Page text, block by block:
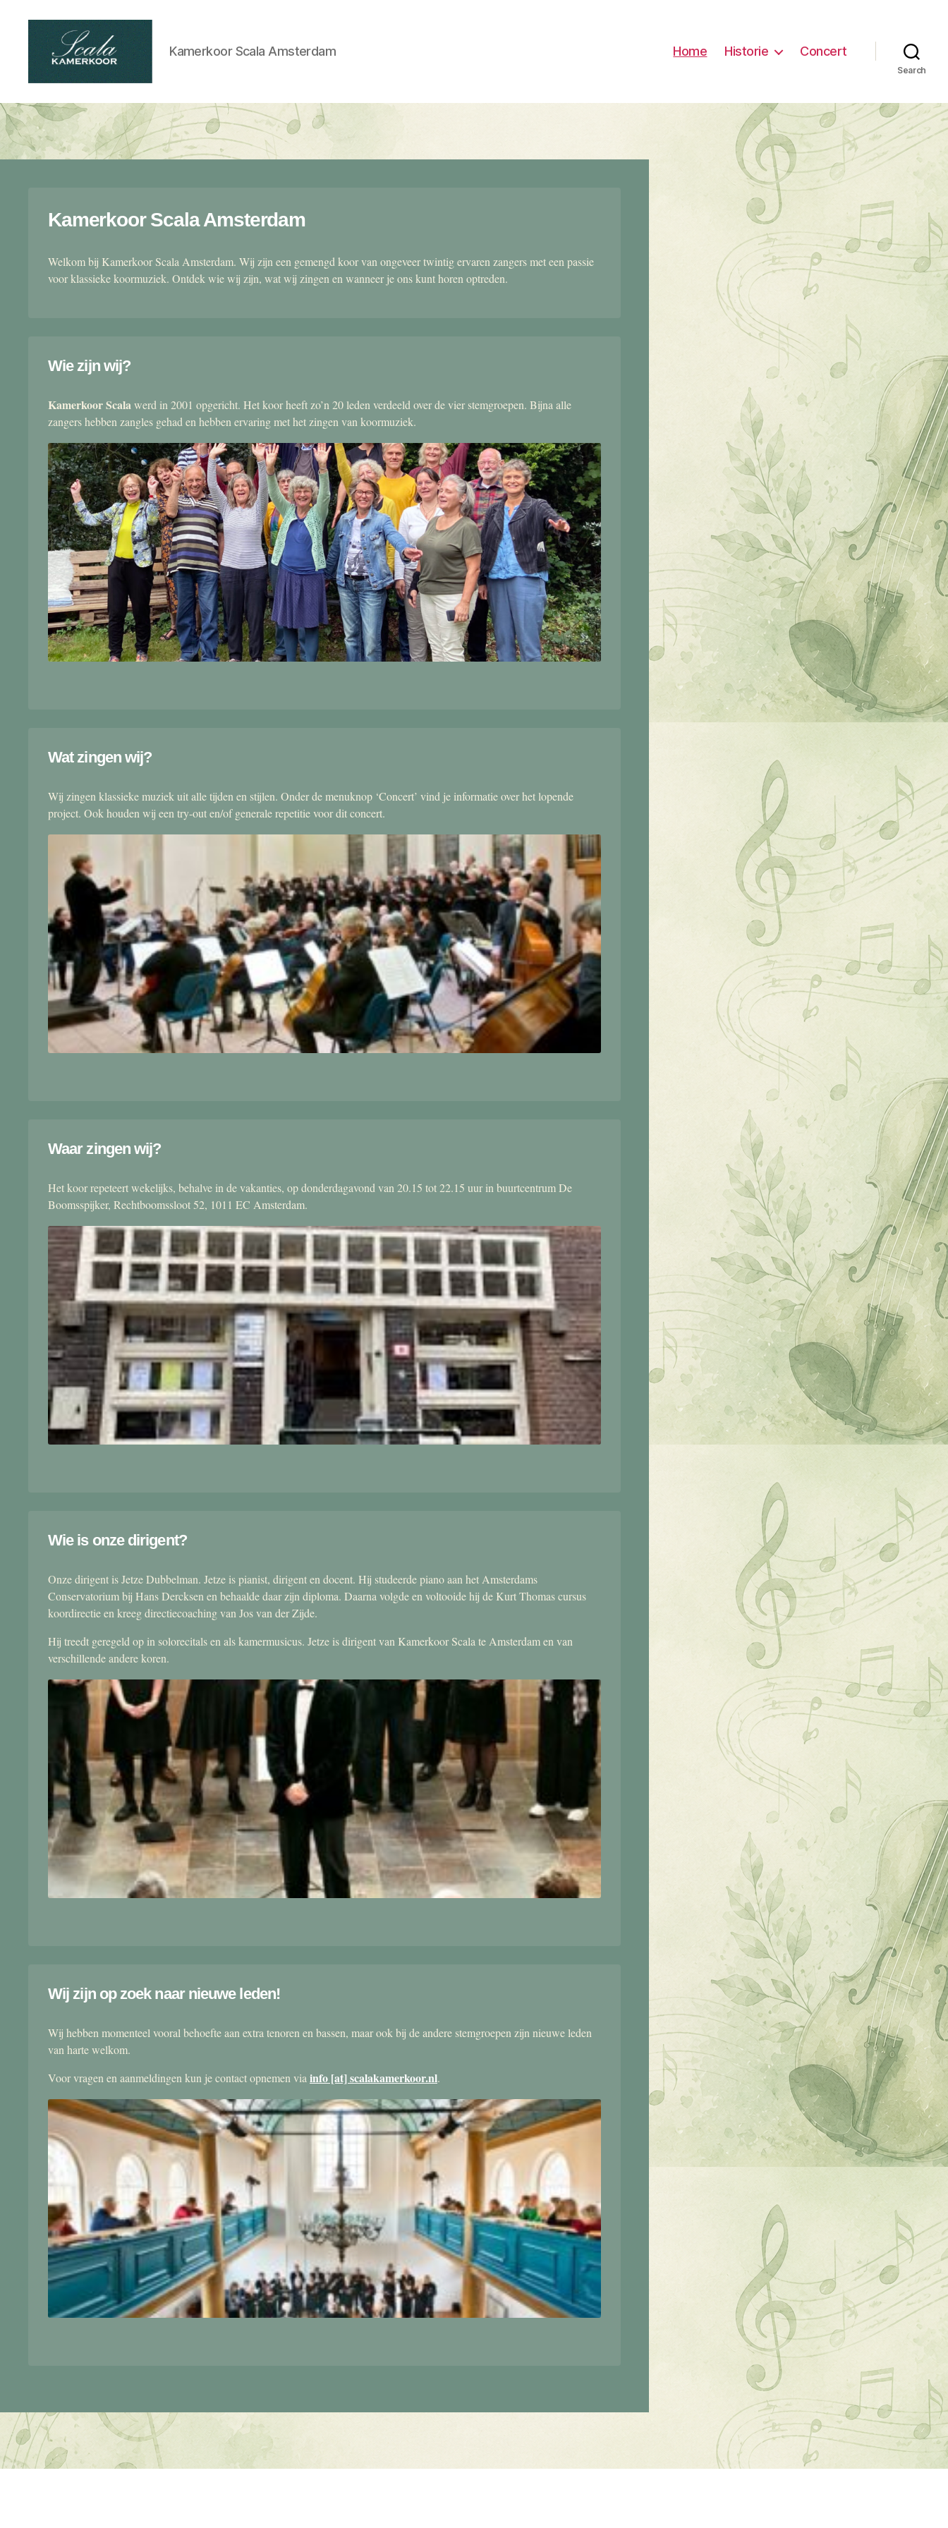
kamerkoor
Kamerkoor Scala Amsterdam Home Historie Concert
Search
Kamerkoor Scala Amsterdam
Welkom bij Kamerkoor Scala Amsterdam. Wij zijn een gemengd koor van ongeveer twintig ervaren zangers met een passie
voor klassieke koormuziek. Ontdek wie wij zijn, wat wij zingen en wanneer je ons kunt horen optreden.
Wie zijn wij?
Kamerkoor Scalawerd in 2001 opgericht. Het koor heeft zo’n 20 leden verdeeld over de vier stemgroepen. Bijna alle
zangers hebben zangles gehad en hebben ervaring met het zingen van koormuziek.
Wat zingen wij?
Wij zingen klassieke muziek uit alle tijden en stijlen. Onder de menuknop ‘Concert’ vind je informatie over het lopende
project. Ook houden wij een try-out en/of generale repetitie voor dit concert.
Waar zingen wij?
Het koor repeteert wekelijks, behalve in de vakanties, op donderdagavond van 20.15 tot 22.15 uur in buurtcentrum De
Boomsspijker, Rechtboomssloot 52, 1011 EC Amsterdam.
Wie is onze dirigent?
Onze dirigent is Jetze Dubbelman. Jetze is pianist, dirigent en docent. Hij studeerde piano aan het Amsterdams
Conservatorium bij Hans Dercksen en behaalde daar zijn diploma. Daarna volgde en voltooide hij de Kurt Thomas cursus
koordirectie en kreeg directiecoaching van Jos van der Zijde.
Hij treedt geregeld op in solorecitals en als kamermusicus. Jetze is dirigent van Kamerkoor Scala te Amsterdam en van
verschillende andere koren.
Wij zijn op zoek naar nieuwe leden!
Wij hebben momenteel vooral behoefte aan extra tenoren en bassen, maar ook bij de andere stemgroepen zijn nieuwe leden
van harte welkom.
Voor vragen en aanmeldingen kun je contact opnemen via info [at] scalakamerkoor.nl.